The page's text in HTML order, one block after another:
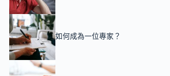
如何成為一位專家？